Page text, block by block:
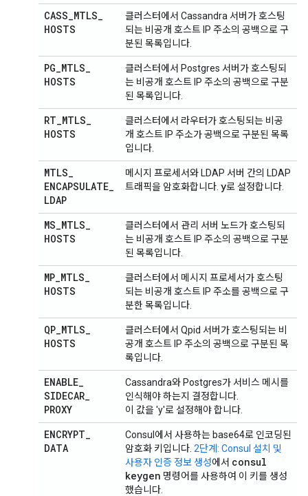
CASS_MTLS_
HOSTS
클러스터에서 Cassandra 서버가 호스팅
되는 비공개 호스트 IP 주소의 공백으로 구
분된 목록입니다.
PG_MTLS_
HOSTS
클러스터에서 Postgres 서버가 호스팅되
는 비공개 호스트 IP 주소의 공백으로 구분
된 목록입니다.
RT_MTLS_
HOSTS
클러스터에서 라우터가 호스팅되는 비공
개 호스트 IP 주소가 공백으로 구분된 목록
입니다.
MTLS_
ENCAPSULATE_
LDAP
메시지 프로세서와 LDAP 서버 간의 LDAP
트래픽을 암호화합니다. y로 설정합니다.
MS_MTLS_
HOSTS
클러스터에서 관리 서버 노드가 호스팅되
는 비공개 호스트 IP 주소의 공백으로 구분
된 목록입니다.
MP_MTLS_
HOSTS
클러스터에서 메시지 프로세서가 호스팅
되는 비공개 호스트 IP 주소를 공백으로 구
분한 목록입니다.
QP_MTLS_
HOSTS
클러스터에서 Qpid 서버가 호스팅되는 비
공개 호스트 IP 주소의 공백으로 구분된 목
록입니다.
ENABLE_
SIDECAR_
PROXY
Cassandra와 Postgres가 서비스 메시를
인식해야 하는지 결정합니다.
이 값을 'y'로 설정해야 합니다.
ENCRYPT_
DATA
Consul에서 사용하는 base64로 인코딩된
암호화 키입니다. 2단계: Consul 설치 및
사용자 인증 정보 생성에서 consul
keygen 명령어를 사용하여 이 키를 생성
했습니다.